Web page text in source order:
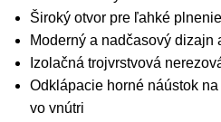
Široký otvor pre ľahké plnenie
Moderný a nadčasový dizajn
Izolačná trojvrstvová
Odklápacie horné náústok
vo vnútri